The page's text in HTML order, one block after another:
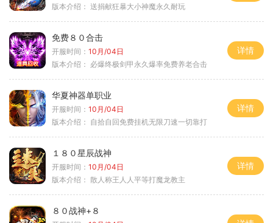
版本介绍： 送捐献狂暴大小神魔永久耐玩
免费８０合击
开服时间： 10月/04日
版本介绍： 必爆终极剑甲永久爆率免费养老合击
详情
华夏神器单职业
开服时间： 10月/04日
版本介绍： 自拾自回免费挂机无限刀速一切靠打
详情
１８０星辰战神
开服时间： 10月/04日
版本介绍： 散人称王人人平等打魔龙教主
详情
８０战神+８